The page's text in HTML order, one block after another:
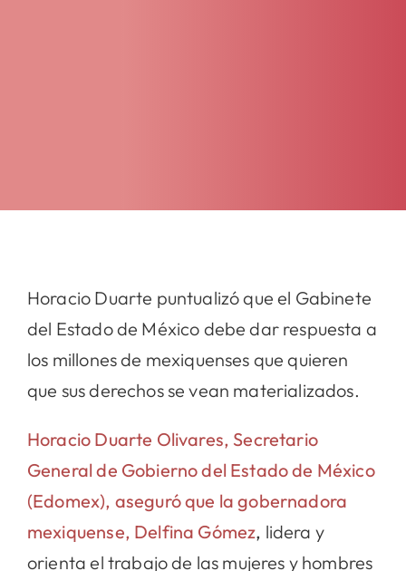
Horacio Duarte puntualizó que el Gabinete
del Estado de México debe dar respuesta a
los millones de mexiquenses que quieren
que sus derechos se vean materializados.
Horacio Duarte Olivares, Secretario
General de Gobierno del Estado de México
(Edomex), aseguró que la gobernadora
mexiquense, Delfina Gómez, lidera y
orienta el trabajo de las mujeres y hombres